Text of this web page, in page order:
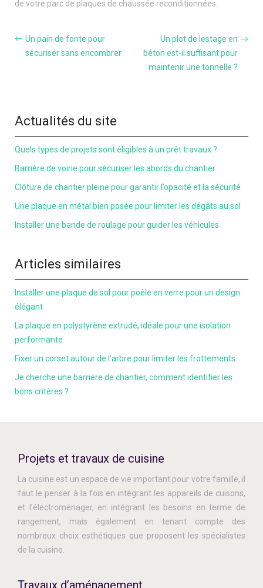
de votre parc de plaques de chaussée reconditionnées.
Un pain de fonte pour
sécuriser sans encombrer
Un plot de lestage en
béton est-il suffisant pour
maintenir une tonnelle ?
Actualités du site
Quels types de projets sont éligibles à un prêt travaux ?
Barrière de voirie pour sécuriser les abords du chantier
Clôture de chantier pleine pour garantir l’opacité et la sécurité
Une plaque en métal bien posée pour limiter les dégâts au sol
Installer une bande de roulage pour guider les véhicules
Articles similaires
Installer une plaque de sol pour poêle en verre pour un design
élégant
La plaque en polystyrène extrudé, idéale pour une isolation
performante
Fixer un corset autour de l’arbre pour limiter les frottements
Je cherche une barriere de chantier, comment identifier les
bons critères ?
Projets et travaux de cuisine
La cuisine est un espace de vie important pour votre famille, il
faut le penser à la fois en intégrant les appareils de cuisons,
et l’électroménager, en intégrant les besoins en terme de
rangement, mais également en tenant compte des
nombreux choix esthétiques que proposent les spécialistes
de la cuisine.
Travaux d’aménagement